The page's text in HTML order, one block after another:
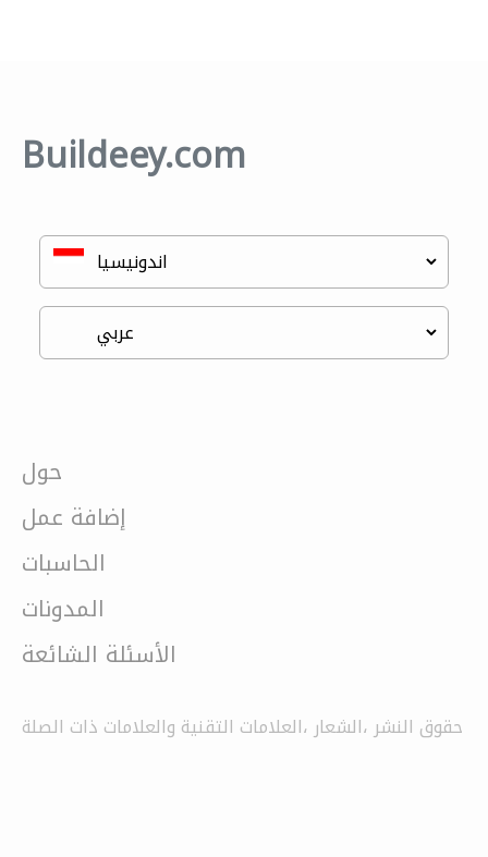
Buildeey.com
حول
إضافة عمل
الحاسبات
المدونات
الأسئلة الشائعة
حقوق النشر ،الشعار ،العلامات التقنية والعلامات ذات الصلة